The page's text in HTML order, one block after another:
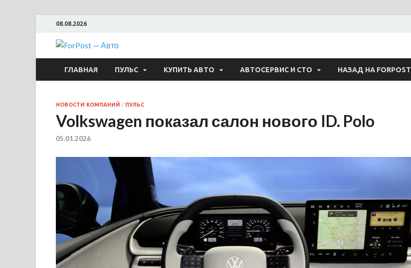
08.08.2026
ForPost — Авто
ГЛАВНАЯ ПУЛЬС КУПИТЬ АВТО АВТОСЕРВИС И СТО НАЗАД НА FORPOST
НОВОСТИ КОМПАНИЙ / ПУЛЬС
Volkswagen показал салон нового ID. Polo
05.01.2026